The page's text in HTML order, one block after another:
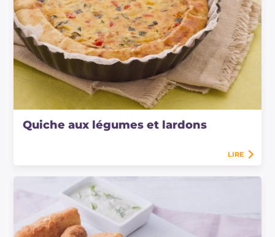
Quiche aux légumes et lardons
LIRE